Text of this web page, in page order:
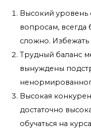
Высокий
вопросам, всегда
сложно.
Трудный баланс
вынуждены
Высокая
достаточно
обучаться на